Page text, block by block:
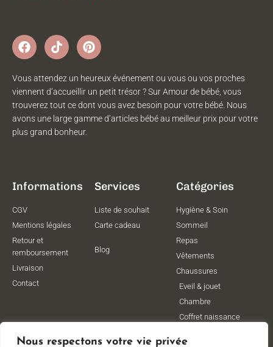
Nous respectons votre vie privée
Vous attendez un heureux événement ou vous ou vos proches
viennent d’accueillir un petit trésor ? Sur Amour de bébé, vous
trouverez tout ce dont vous avez besoin pour votre bébé. Nous
avons une large gamme d’articles bébé au meilleur prix pour votre
plus grand bonheur.
Informations
CGV
Mentions légales
Retour et
remboursement
Livraison
Contact
Services
Liste de souhait
Carte cadeau
Blog
Catégories
Hygiène & Soin
Sommeil
Repas
Vêtements
Chaussures
Eveil & jouet
Chambre
Coffret naissance